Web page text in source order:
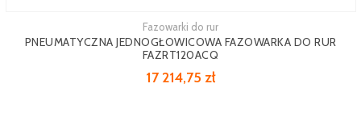
Fazowarki do rur
PNEUMATYCZNA JEDNOGŁOWICOWA FAZOWARKA DO RUR
FAZRT120ACQ
17 214,75 zł